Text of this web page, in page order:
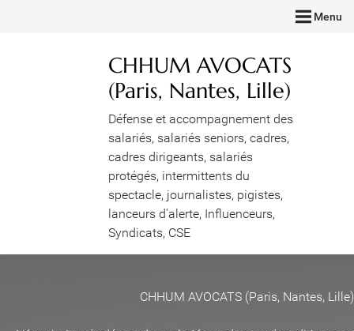
Menu
CHHUM AVOCATS
(Paris, Nantes, Lille)
Défense et accompagnement des
salariés, salariés seniors, cadres,
cadres dirigeants, salariés
protégés, intermittents du
spectacle, journalistes, pigistes,
lanceurs d'alerte, Influenceurs,
Syndicats, CSE
CHHUM AVOCATS (Paris, Nantes, Lille)